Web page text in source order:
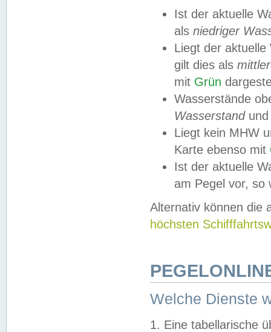
Ist der aktuelle
als niedriger
Liegt der
gilt dies als
mit Grün
Wasserstände
Wasserstandund
Liegt kein MHW
Karte ebenso mit
Ist der aktuelle
am Pegel vor,
Alternativ können die
höchsten
Welche Dienste
1. Eine tabellarische